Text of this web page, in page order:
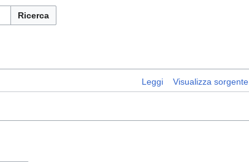
Ricerca
Leggi Visualizza sorgente